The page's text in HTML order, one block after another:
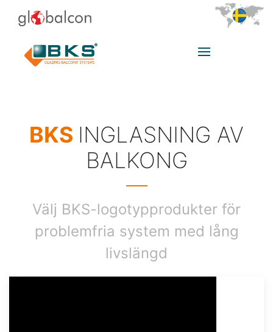
BKS INGLASNING AV
BALKONG
Välj BKS-logotypprodukter för
problemfria system med lång
livslängd